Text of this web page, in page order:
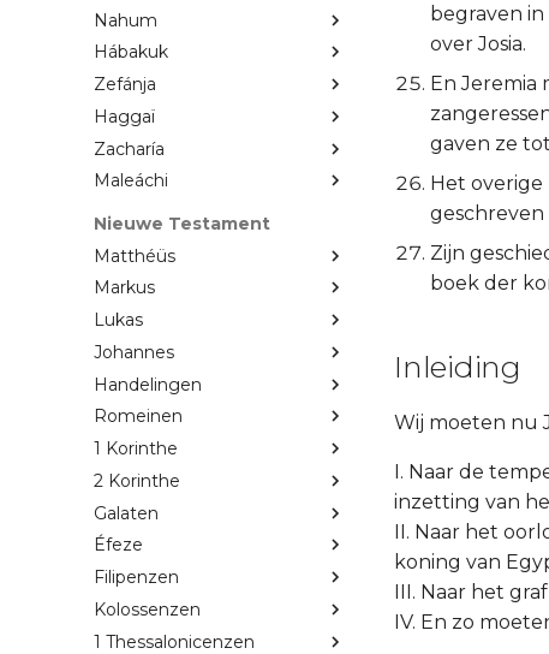
Nahum
Hábakuk
Zefánja
Haggaï
Zacharía
Maleáchi
Nieuwe Testament
Matthéüs
Markus
Lukas
Johannes
Handelingen
Romeinen
1 Korinthe
2 Korinthe
Galaten
Éfeze
Filipenzen
Kolossenzen
1 Thessalonicenzen
begraven
over Josia.
En Jeremia
gaven ze
Het overige
geschreven
Zijn
boek der
Inleiding
Wij moeten nu
I. Naar de
inzetting van
II. Naar het
koning van
III. Naar het
IV. En zo